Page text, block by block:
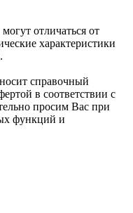
отличаться от
характеристики
справочный
в соответствии с
просим Вас при
функций и